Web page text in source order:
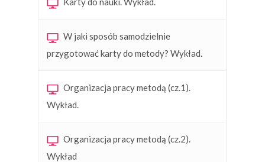
W jaki sposób samodzielnie
przygotować karty do metody? Wykład.
Organizacja pracy metodą (cz.1).
Wykład.
Organizacja pracy metodą (cz.2).
Wykład